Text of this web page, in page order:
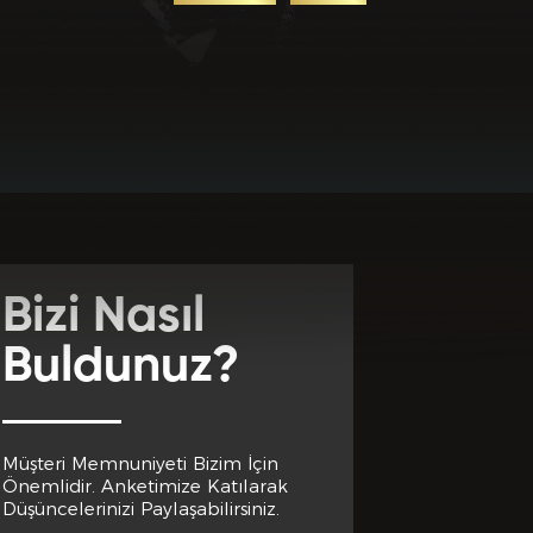
Bizi Nasıl
Buldunuz?
Müşteri Memnuniyeti Bizim İçin
Önemlidir. Anketimize Katılarak
Düşüncelerinizi Paylaşabilirsiniz.